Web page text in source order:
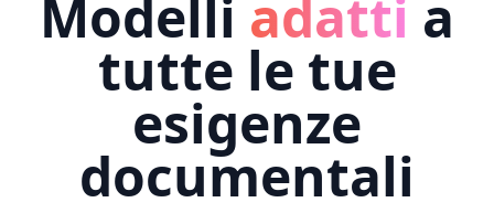
Modelli adatti a
tutte le tue
esigenze
documentali